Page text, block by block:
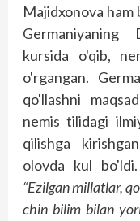
Majidxonova ham
Germaniyaning
kursida o'qib,
o'rgangan.
qo'llashni
nemis tilidagi
qilishga
olovda kul
“Ezilgan millatlar,
chin bilim bilan